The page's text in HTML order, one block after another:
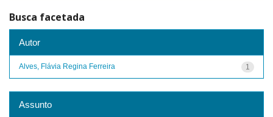
Busca facetada
Autor
1
Alves, Flávia Regina Ferreira
Assunto